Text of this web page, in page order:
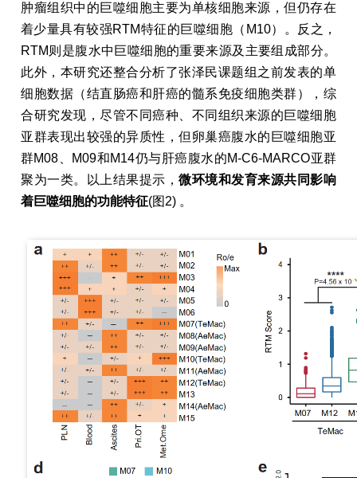
肿瘤组织中的巨噬细胞主要为单核细胞来源，但仍存在
着少量具有较强RTM特征的巨噬细胞（M10）。反之，
RTM则是腹水中巨噬细胞的重要来源及主要组成部分。
此外，本研究还整合分析了张泽民课题组之前发表的单
细胞数据（结直肠癌和肝癌的髓系免疫细胞类群），综
合研究发现，尽管不同癌种、不同组织来源的巨噬细胞
亚群表现出较强的异质性，但卵巢癌腹水的巨噬细胞亚
群M08、M09和M14仍与肝癌腹水的M-C6-MARCO亚群
聚为一类。以上结果提示，微环境和发育来源共同影响
着巨噬细胞的功能特征(图2) 。